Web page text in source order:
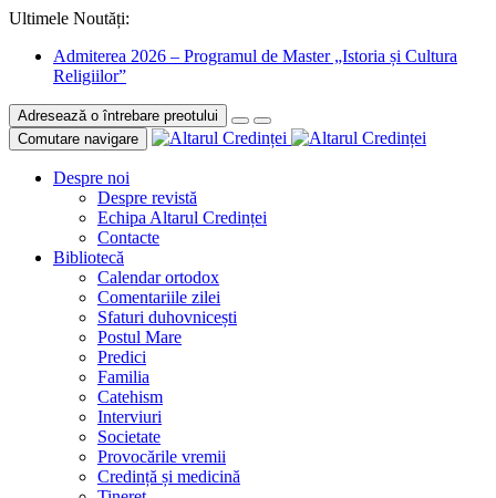
Ultimele Noutăți:
Admiterea 2026 – Programul de Master „Istoria și Cultura
Religiilor”
Adresează o întrebare preotului
Comutare navigare
Despre noi
Despre revistă
Echipa Altarul Credinței
Contacte
Bibliotecă
Calendar ortodox
Comentariile zilei
Sfaturi duhovnicești
Postul Mare
Predici
Familia
Catehism
Interviuri
Societate
Provocările vremii
Credință și medicină